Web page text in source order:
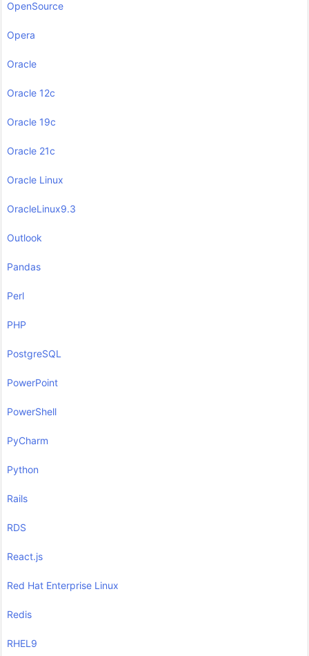
OpenSource
Opera
Oracle
Oracle 12c
Oracle 19c
Oracle 21c
Oracle Linux
OracleLinux9.3
Outlook
Pandas
Perl
PHP
PostgreSQL
PowerPoint
PowerShell
PyCharm
Python
Rails
RDS
React.js
Red Hat Enterprise Linux
Redis
RHEL9